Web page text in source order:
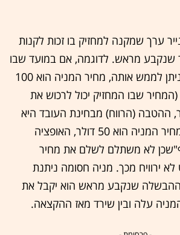
ערך שמקנה למחזיק בו זכות לקנות
שנקבע מראש. לדוגמה, אם במועד שבו
האופציה הבשילה וניתן לממש אותה, מחיר המניה הוא 100
שבו המחזיק יכול לרכוש את
הוא 70 דולר, ההטבה (הרווח) מבחינת העובד היא
30 דולר. אולם אם מחיר המניה הוא 50 דולר, האופציה
לא משתלם לשלם את מחיר
ירוויח מכך. מניה חסומה ניתנת
שנקבע מראש הוא יקבל את
עלה ובין שירד מאז ההקצאה.